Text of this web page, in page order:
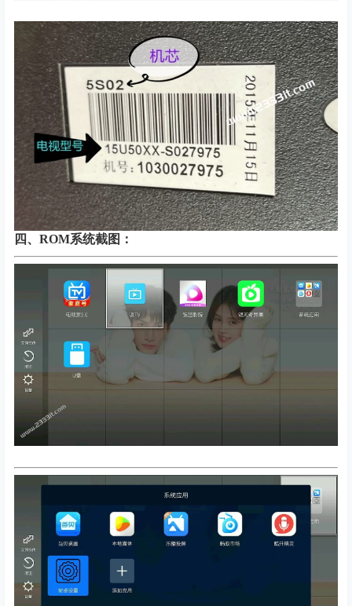
四、 ROM系统截图：